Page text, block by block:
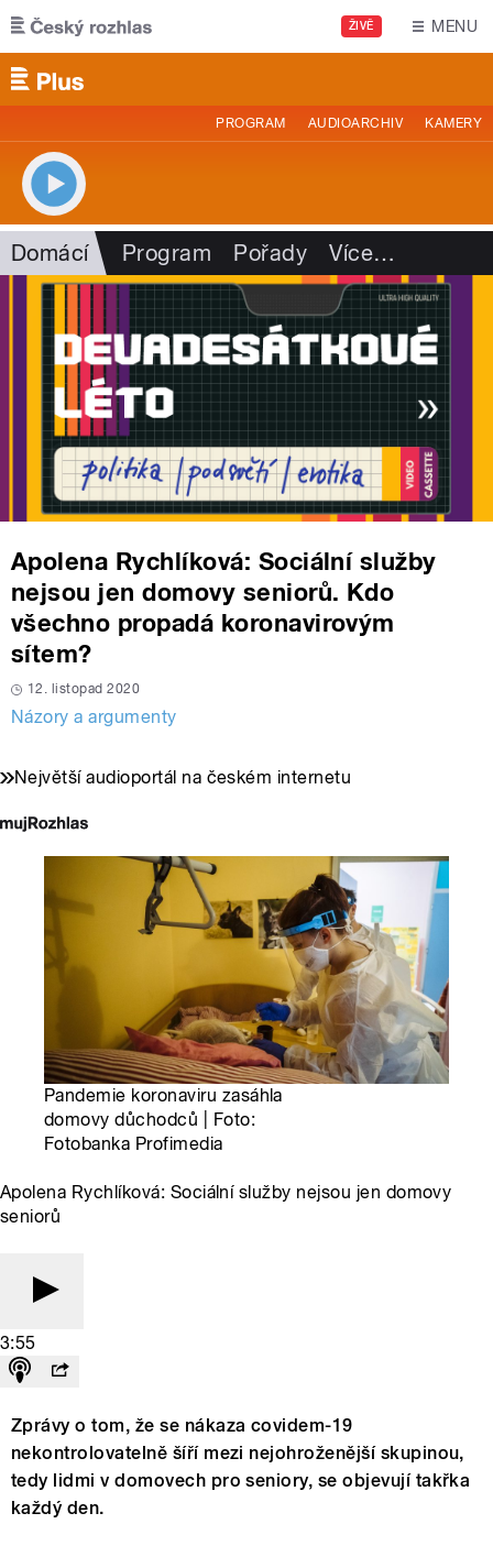
Přejít k hlavnímu obsahu
ŽIVĚ MENU
PROGRAM AUDIOARCHIV KAMERY
Domácí Program Pořady Více…
Apolena Rychlíková: Sociální služby
nejsou jen domovy seniorů. Kdo
všechno propadá koronavirovým
sítem?
12. listopad 2020
Názory a argumenty
Největší audioportál na českém internetu
Pandemie koronaviru zasáhla
domovy důchodců | Foto:
Fotobanka Profimedia
Apolena Rychlíková: Sociální služby nejsou jen domovy
seniorů
3:55
Zprávy o tom, že se nákaza covidem-19
nekontrolovatelně šíří mezi nejohroženější skupinou,
tedy lidmi v domovech pro seniory, se objevují takřka
každý den.